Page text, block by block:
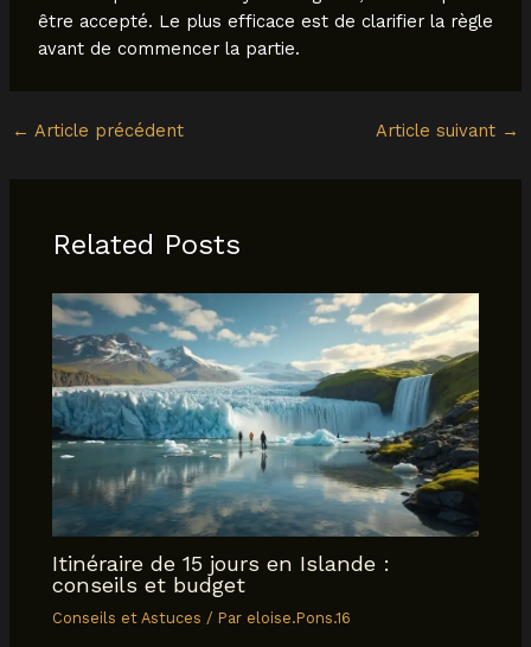
être accepté. Le plus efficace est de clarifier la règle
avant de commencer la partie.
← Article précédent Article suivant →
Related Posts
Itinéraire de 15 jours en Islande :
conseils et budget
Conseils et Astuces / Par eloise.Pons.16